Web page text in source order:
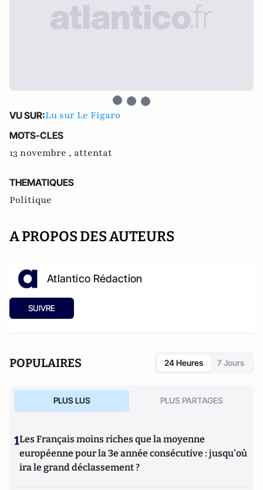
VU SUR:Lu sur Le Figaro
MOTS-CLES
13 novembre , attentat
THEMATIQUES
Politique
A PROPOS DES AUTEURS
Atlantico Rédaction
SUIVRE
POPULAIRES 24 Heures 7 Jours
PLUS LUS PLUS PARTAGES
1Les Français moins riches que la moyenne
européenne pour la 3e année consécutive : jusqu'où
ira le grand déclassement ?